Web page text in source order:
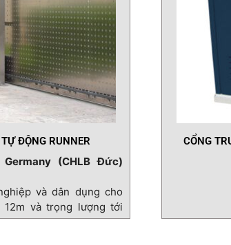
ĐỘNG RUNNER
(CHLB Đức)
và dân dụng cho
và trọng lượng tới
CỔNG